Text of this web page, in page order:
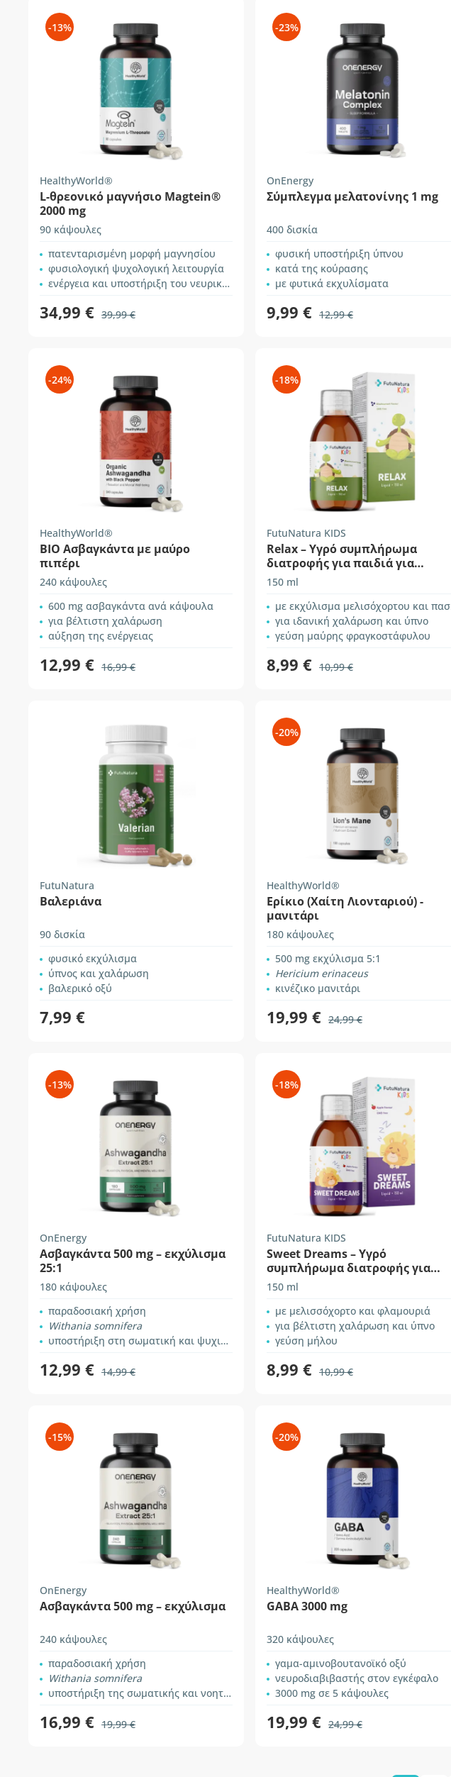
-13%
HealthyWorld®
L-θρεονικό μαγνήσιο Magtein®
2000 mg
90 κάψουλες
πατενταρισμένη μορφή μαγνησίου
φυσιολογική ψυχολογική λειτουργία
ενέργεια και υποστήριξη του νευρικού συστήματος
34,99 € 39,99 €
-23%
OnEnergy
Σύμπλεγμα μελατονίνης 1 mg
400 δισκία
φυσική υποστήριξη ύπνου
κατά της κούρασης
με φυτικά εκχυλίσματα
9,99 € 12,99 €
-24%
HealthyWorld®
BIO Ασβαγκάντα με μαύρο
πιπέρι
240 κάψουλες
600 mg ασβαγκάντα ανά κάψουλα
για βέλτιστη χαλάρωση
αύξηση της ενέργειας
12,99 € 16,99 €
-18%
FutuNatura KIDS
Relax – Υγρό συμπλήρωμα
διατροφής για παιδιά για
χαλάρωση
150 ml
με εκχύλισμα μελισόχορτου και πασιφλόρας
για ιδανική χαλάρωση και ύπνο
γεύση μαύρης φραγκοστάφυλου
8,99 € 10,99 €
FutuNatura
Βαλεριάνα
90 δισκία
φυσικό εκχύλισμα
ύπνος και χαλάρωση
βαλερικό οξύ
7,99 €
-20%
HealthyWorld®
Ερίκιο (Χαίτη Λιονταριού) -
μανιτάρι
180 κάψουλες
500 mg εκχύλισμα 5:1
Hericium erinaceus
κινέζικο μανιτάρι
19,99 € 24,99 €
-13%
OnEnergy
Ασβαγκάντα 500 mg – εκχύλισμα
25:1
180 κάψουλες
παραδοσιακή χρήση
Withania somnifera
υποστήριξη στη σωματική και ψυχική απόδοση
12,99 € 14,99 €
-18%
FutuNatura KIDS
Sweet Dreams – Υγρό
συμπλήρωμα διατροφής για
παιδιά για τον ύπνο
150 ml
με μελισσόχορτο και φλαμουριά
για βέλτιστη χαλάρωση και ύπνο
γεύση μήλου
8,99 € 10,99 €
-15%
OnEnergy
Ασβαγκάντα 500 mg – εκχύλισμα
240 κάψουλες
παραδοσιακή χρήση
Withania somnifera
υποστήριξη της σωματικής και νοητικής απόδοσης
16,99 € 19,99 €
-20%
HealthyWorld®
GABA 3000 mg
320 κάψουλες
γαμα-αμινοβουτανοϊκό οξύ
νευροδιαβιβαστής στον εγκέφαλο
3000 mg σε 5 κάψουλες
19,99 € 24,99 €